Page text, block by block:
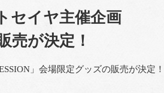
セイヤ主催企画
売が決定！
」会場限定グッズの販売が決定！